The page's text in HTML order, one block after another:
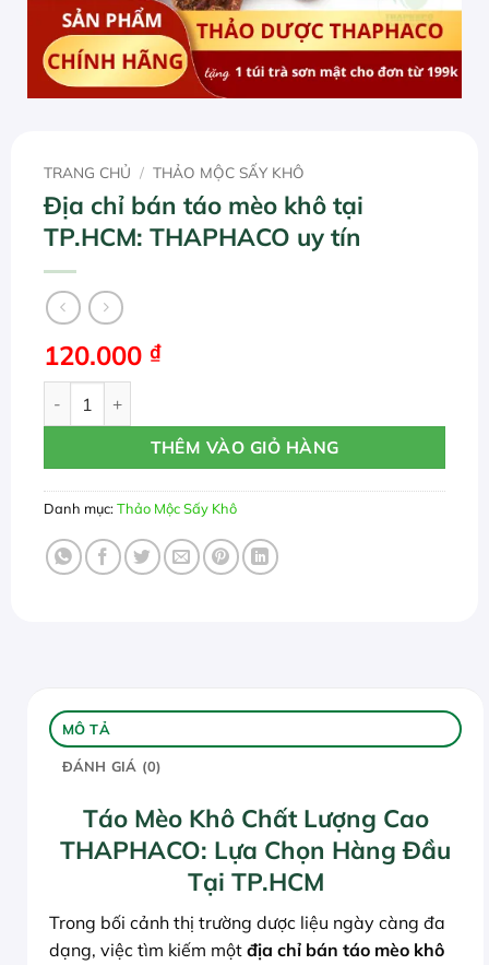
TRANG CHỦ / THẢO MỘC SẤY KHÔ
Địa chỉ bán táo mèo khô tại
TP.HCM: THAPHACO uy tín
120.000 ₫
THÊM VÀO GIỎ HÀNG
Danh mục:Thảo Mộc Sấy Khô
MÔ TẢ
ĐÁNH GIÁ (0)
Táo Mèo Khô Chất Lượng Cao
THAPHACO: Lựa Chọn Hàng Đầu
Tại TP.HCM
Trong bối cảnh thị trường dược liệu ngày càng đa
dạng, việc tìm kiếm một địa chỉ bán táo mèo khô